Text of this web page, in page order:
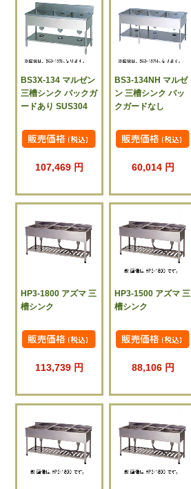
BS3X-134 マルゼン
三槽シンク バックガ
ードあり SUS304
107,469 円
BS3-134NH マルゼ
ン 三槽シンク バッ
クガードなし
60,014 円
HP3-1800 アズマ 三
槽シンク
113,739 円
HP3-1500 アズマ 三
槽シンク
88,106 円